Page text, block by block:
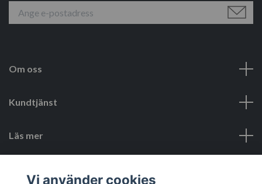
Om oss
Kundtjänst
Läs mer
Vi använder cookies